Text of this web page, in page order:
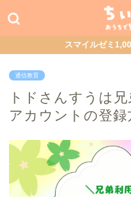
スマイルゼミ
通信教育
トドさんすうは
アカウントの登録